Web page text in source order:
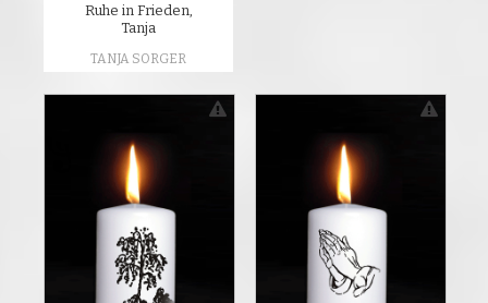
Ruhe in Frieden,
Tanja
TANJA SORGER